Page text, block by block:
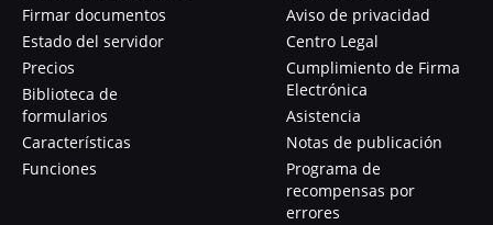
Firmar documentos
Estado del servidor
Precios
Biblioteca de
formularios
Características
Funciones
Aviso de privacidad
Centro Legal
Cumplimiento de Firma
Electrónica
Asistencia
Notas de publicación
Programa de
recompensas por
errores